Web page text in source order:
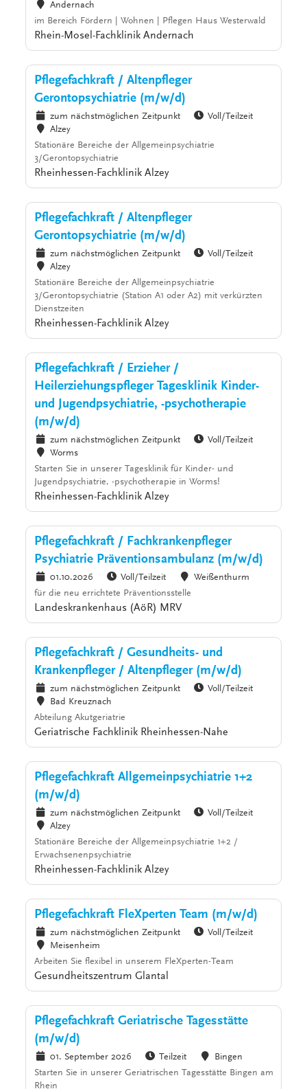
Andernach
im Bereich Fördern | Wohnen | Pflegen Haus Westerwald
Rhein-Mosel-Fachklinik Andernach
Pflegefachkraft / Altenpfleger
Gerontopsychiatrie (m/w/d)
zum nächstmöglichen Zeitpunkt
Voll/Teilzeit
Alzey
Stationäre Bereiche der Allgemeinpsychiatrie
3/Gerontopsychiatrie
Rheinhessen-Fachklinik Alzey
Pflegefachkraft / Altenpfleger
Gerontopsychiatrie (m/w/d)
zum nächstmöglichen Zeitpunkt
Voll/Teilzeit
Alzey
Stationäre Bereiche der Allgemeinpsychiatrie
3/Gerontopsychiatrie (Station A1 oder A2) mit verkürzten
Dienstzeiten
Rheinhessen-Fachklinik Alzey
Pflegefachkraft / Erzieher /
Heilerziehungspfleger Tagesklinik Kinder-
und Jugendpsychiatrie, -psychotherapie
(m/w/d)
zum nächstmöglichen Zeitpunkt
Voll/Teilzeit
Worms
Starten Sie in unserer Tagesklinik für Kinder- und
Jugendpsychiatrie, -psychotherapie in Worms!
Rheinhessen-Fachklinik Alzey
Pflegefachkraft / Fachkrankenpfleger
Psychiatrie Präventionsambulanz (m/w/d)
01.10.2026 Voll/Teilzeit
Weißenthurm
für die neu errichtete Präventionsstelle
Landeskrankenhaus (AöR) MRV
Pflegefachkraft / Gesundheits- und
Krankenpfleger / Altenpfleger (m/w/d)
zum nächstmöglichen Zeitpunkt
Voll/Teilzeit
Bad Kreuznach
Abteilung Akutgeriatrie
Geriatrische Fachklinik Rheinhessen-Nahe
Pflegefachkraft Allgemeinpsychiatrie 1+2
(m/w/d)
zum nächstmöglichen Zeitpunkt
Voll/Teilzeit
Alzey
Stationäre Bereiche der Allgemeinpsychiatrie 1+2 /
Erwachsenenpsychiatrie
Rheinhessen-Fachklinik Alzey
Pflegefachkraft FleXperten Team (m/w/d)
zum nächstmöglichen Zeitpunkt
Voll/Teilzeit
Meisenheim
Arbeiten Sie flexibel in unserem FleXperten-Team
Gesundheitszentrum Glantal
Pflegefachkraft Geriatrische Tagesstätte
(m/w/d)
01. September 2026 Teilzeit
Bingen
Starten Sie in unserer Geriatrischen Tagesstätte Bingen am
Rhein